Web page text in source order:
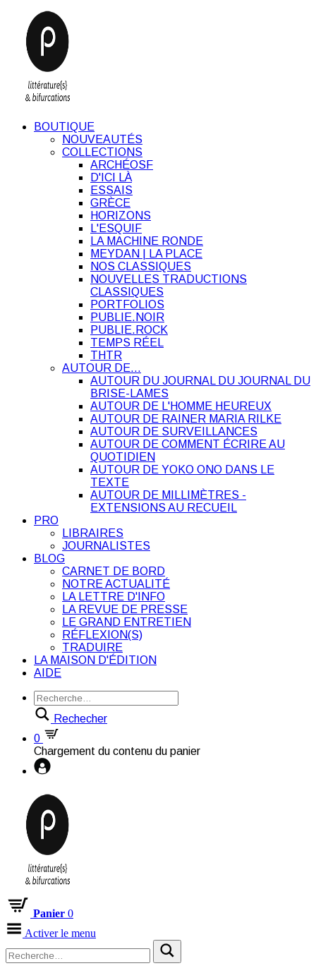
BOUTIQUE
NOUVEAUTÉS
COLLECTIONS
ARCHÉOSF
D'ICI LÀ
ESSAIS
GRÈCE
HORIZONS
L'ESQUIF
LA MACHINE RONDE
MEYDAN | LA PLACE
NOS CLASSIQUES
NOUVELLES TRADUCTIONS
CLASSIQUES
PORTFOLIOS
PUBLIE.NOIR
PUBLIE.ROCK
TEMPS RÉEL
THTR
AUTOUR DE…
AUTOUR DU JOURNAL DU JOURNAL DU
BRISE-LAMES
AUTOUR DE L'HOMME HEUREUX
AUTOUR DE RAINER MARIA RILKE
AUTOUR DE SURVEILLANCES
AUTOUR DE COMMENT ÉCRIRE AU
QUOTIDIEN
AUTOUR DE YOKO ONO DANS LE
TEXTE
AUTOUR DE MILLIMÈTRES -
EXTENSIONS AU RECUEIL
PRO
LIBRAIRES
JOURNALISTES
BLOG
CARNET DE BORD
NOTRE ACTUALITÉ
LA LETTRE D'INFO
LA REVUE DE PRESSE
LE GRAND ENTRETIEN
RÉFLEXION(S)
TRADUIRE
LA MAISON D'ÉDITION
AIDE
Rechecher
0
Chargement du contenu du panier
Panier 0
Activer le menu